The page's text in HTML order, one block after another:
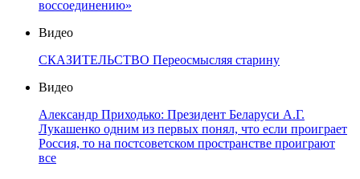
воссоединению»
Видео
СКАЗИТЕЛЬСТВО Переосмысляя старину
Видео
Александр Приходько: Президент Беларуси А.Г.
Лукашенко одним из первых понял, что если проиграет
Россия, то на постсоветском пространстве проиграют
все